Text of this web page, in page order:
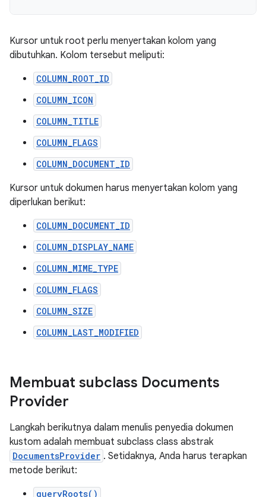
Kursor untuk root perlu menyertakan kolom yang
dibutuhkan. Kolom tersebut meliputi:
COLUMN_ROOT_ID
COLUMN_ICON
COLUMN_TITLE
COLUMN_FLAGS
COLUMN_DOCUMENT_ID
Kursor untuk dokumen harus menyertakan kolom yang
diperlukan berikut:
COLUMN_DOCUMENT_ID
COLUMN_DISPLAY_NAME
COLUMN_MIME_TYPE
COLUMN_FLAGS
COLUMN_SIZE
COLUMN_LAST_MODIFIED
Membuat subclass Documents
Provider
Langkah berikutnya dalam menulis penyedia dokumen
kustom adalah membuat subclass class abstrak
DocumentsProvider . Setidaknya, Anda harus terapkan
metode berikut:
queryRoots()